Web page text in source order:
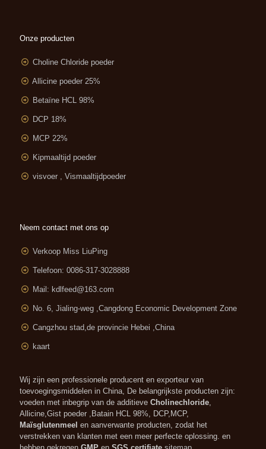
Onze producten
Choline Chloride poeder
Allicine poeder 25%
Betaïne HCL 98%
DCP 18%
MCP 22%
Kipmaaltijd poeder
visvoer , Vismaaltijdpoeder
Neem contact met ons op
Verkoop Miss LiuPing
Telefoon: 0086-317-3028888
Mail: kdlfeed@163.com
No. 6, Jialing-weg ,Cangdong Economic Development Zone
Cangzhou stad,de provincie Hebei ,China
kaart
Wij zijn een professionele producent en exporteur van
toevoegingsmiddelen in China, De belangrijkste producten zijn:
voeden met inbegrip van de additieve Cholinechloride
Allicine,Gist poeder ,Batain HCL 98%, DCP,MCP,
Maïsglutenmeel en aanverwante producten, zodat het
verstrekken van klanten met een meer perfecte oplossing. en